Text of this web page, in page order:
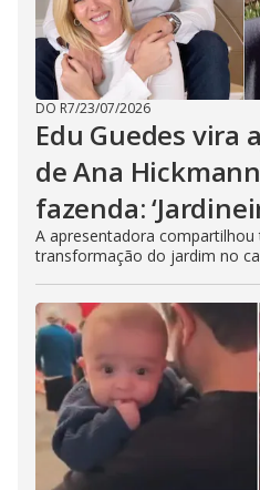
DO R7/23/07/2026
Edu Guedes vira
de Ana
fazenda:
A apresentadora
transformação do jardim no